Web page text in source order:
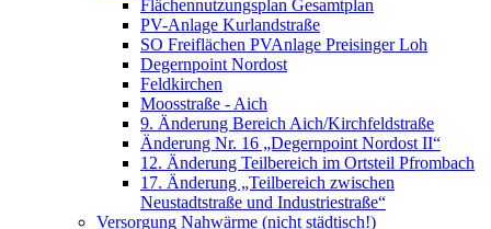
Flächennutzungsplan Gesamtplan
PV-Anlage Kurlandstraße
SO Freiflächen PV­Anlage Preisinger Loh
Degernpoint Nordost
Feldkirchen
Moosstraße - Aich
9. Änderung Bereich Aich/Kirchfeldstraße
Änderung Nr. 16 „Degernpoint Nordost II“
12. Änderung Teilbereich im Ortsteil Pfrombach
17. Änderung „Teilbereich zwischen
Neustadtstraße und Industriestraße“
Versorgung Nahwärme (nicht städtisch!)